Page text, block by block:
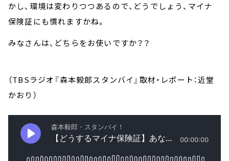
かし、環境は変わりつつあるので、どうでしょう、マイナ
保険証にも慣れますかね。
みなさんは、どちらをお使いですか？？
（TBSラジオ『森本毅郎スタンバイ』取材・レポート：近堂
かおり）